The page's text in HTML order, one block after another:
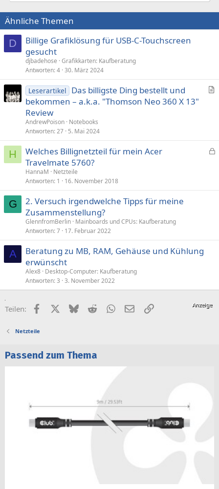
Ähnliche Themen
D
Billige Grafiklösung für USB-C-Touchscreen
gesucht
djbadehose Grafikkarten: Kaufberatung
Antworten 4 30. März 2024
e
l
Leserartikel
Das billigste Ding bestellt und
bekommen – a.k.a. "Thomson Neo 360 X 13"
Review
AndrewPoison Notebooks
Antworten 27 5. Mai 2024
H
e
Welches Billignetzteil für mein Acer
Travelmate 5760?
HannaM
Netzteile
Antworten 1 16. November 2018
G
2. Versuch irgendwelche Tipps für meine
Zusammenstellung?
GlennfromBerlin Mainboards und CPUs: Kaufberatung
Antworten 7 17. Februar 2022
A
Beratung zu MB, RAM, Gehäuse und Kühlung
erwünscht
Alex8 Desktop-Computer: Kaufberatung
Antworten 3 3. November 2022
Teilen: FacebookX (Twitter)
BlueskyRedditWhatsApp
E-MailLink
Netzteile
Passend zum Thema